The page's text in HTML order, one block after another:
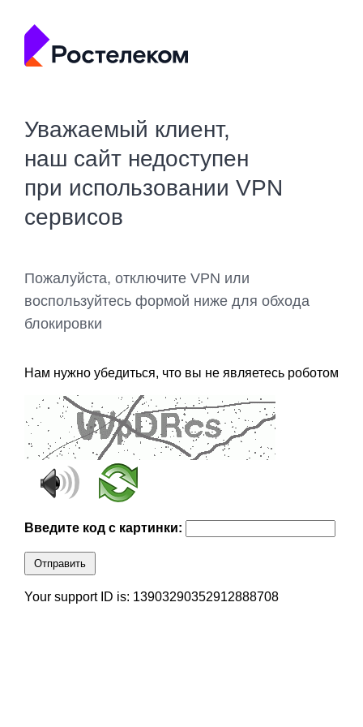
Уважаемый клиент,
наш сайт недоступен
при использовании VPN
сервисов
Пожалуйста, отключите VPN или
воспользуйтесь формой ниже для обхода
блокировки
Нам нужно убедиться, что вы не являетесь роботом
Введите код с картинки:
Отправить
Your support ID is: 13903290352912888708